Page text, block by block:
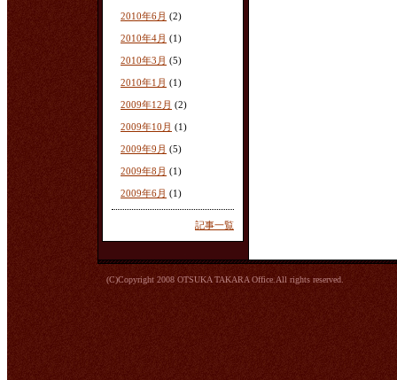
2010年6月 (2)
2010年4月 (1)
2010年3月 (5)
2010年1月 (1)
2009年12月 (2)
2009年10月 (1)
2009年9月 (5)
2009年8月 (1)
2009年6月 (1)
記事一覧
(C)Copyright 2008 OTSUKA TAKARA Office.All rights reserved.